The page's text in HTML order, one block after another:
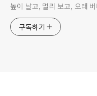
높이 날고, 멀리 보고, 오래
구독하기